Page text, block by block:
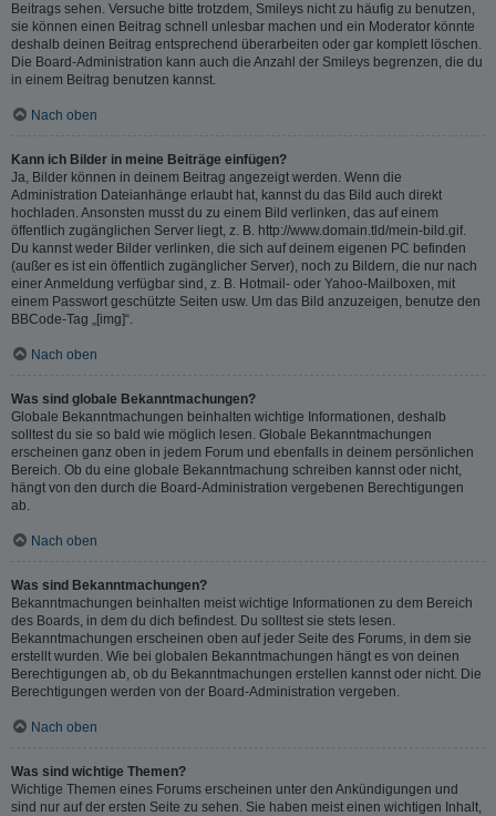
Beitrags sehen. Versuche bitte trotzdem, Smileys nicht zu häufig zu benutzen,
sie können einen Beitrag schnell unlesbar machen und ein Moderator könnte
deshalb deinen Beitrag entsprechend überarbeiten oder gar komplett löschen.
Die Board-Administration kann auch die Anzahl der Smileys begrenzen, die du
in einem Beitrag benutzen kannst.
Nach oben
Kann ich Bilder in meine Beiträge einfügen?
Ja, Bilder können in deinem Beitrag angezeigt werden. Wenn die
Administration Dateianhänge erlaubt hat, kannst du das Bild auch direkt
hochladen. Ansonsten musst du zu einem Bild verlinken, das auf einem
öffentlich zugänglichen Server liegt, z. B. http://www.domain.tld/mein-bild.gif.
Du kannst weder Bilder verlinken, die sich auf deinem eigenen PC befinden
(außer es ist ein öffentlich zugänglicher Server), noch zu Bildern, die nur nach
einer Anmeldung verfügbar sind, z. B. Hotmail- oder Yahoo-Mailboxen, mit
einem Passwort geschützte Seiten usw. Um das Bild anzuzeigen, benutze den
BBCode-Tag „[img]“.
Nach oben
Was sind globale Bekanntmachungen?
Globale Bekanntmachungen beinhalten wichtige Informationen, deshalb
solltest du sie so bald wie möglich lesen. Globale Bekanntmachungen
erscheinen ganz oben in jedem Forum und ebenfalls in deinem persönlichen
Bereich. Ob du eine globale Bekanntmachung schreiben kannst oder nicht,
hängt von den durch die Board-Administration vergebenen Berechtigungen
ab.
Nach oben
Was sind Bekanntmachungen?
Bekanntmachungen beinhalten meist wichtige Informationen zu dem Bereich
des Boards, in dem du dich befindest. Du solltest sie stets lesen.
Bekanntmachungen erscheinen oben auf jeder Seite des Forums, in dem sie
erstellt wurden. Wie bei globalen Bekanntmachungen hängt es von deinen
Berechtigungen ab, ob du Bekanntmachungen erstellen kannst oder nicht. Die
Berechtigungen werden von der Board-Administration vergeben.
Nach oben
Was sind wichtige Themen?
Wichtige Themen eines Forums erscheinen unter den Ankündigungen und
sind nur auf der ersten Seite zu sehen. Sie haben meist einen wichtigen Inhalt,